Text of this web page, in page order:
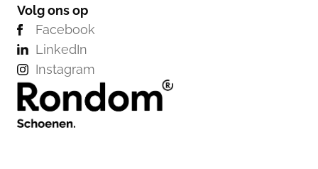
Volg ons op
Facebook
LinkedIn
Instagram